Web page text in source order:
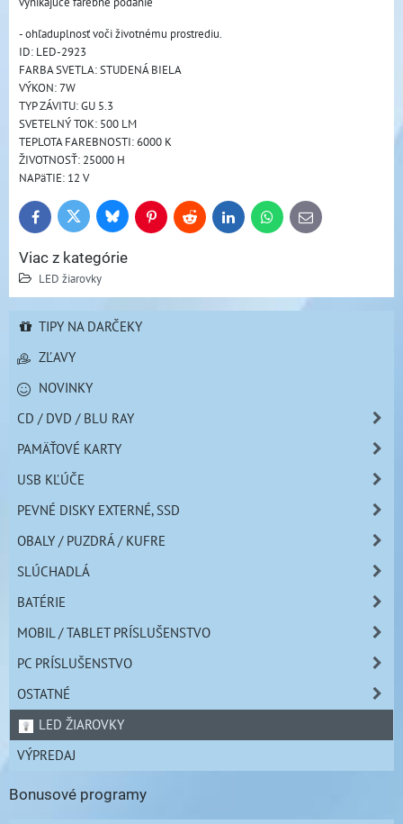
- ohľaduplnosť voči životnému prostrediu.
ID: LED-2923
FARBA SVETLA: STUDENÁ BIELA
VÝKON: 7W
TYP ZÁVITU: GU 5.3
SVETELNÝ TOK: 500 LM
TEPLOTA FAREBNOSTI: 6000 K
ŽIVOTNOSŤ: 25000 H
NAPäTIE: 12 V
FacebookTwitter BlueskyPinterestReddit LinkedInWhatsApp
E-
mail
Viac z kategórie
LED žiarovky
TIPY NA DARČEKY
ZĽAVY
NOVINKY
CD / DVD / BLU RAY
PAMÄŤOVÉ KARTY
USB KĽÚČE
PEVNÉ DISKY EXTERNÉ, SSD
OBALY / PUZDRÁ / KUFRE
SLÚCHADLÁ
BATÉRIE
MOBIL / TABLET PRÍSLUŠENSTVO
PC PRÍSLUŠENSTVO
OSTATNÉ
LED ŽIAROVKY
VÝPREDAJ
Bonusové programy